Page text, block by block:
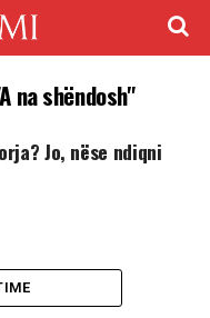
na shëndosh"
Jo, nëse ndiqni